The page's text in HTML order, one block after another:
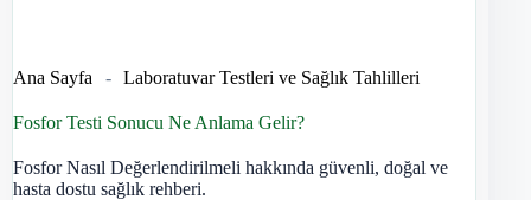
Ana Sayfa - Laboratuvar Testleri ve Sağlık Tahlilleri
Fosfor Testi Sonucu Ne Anlama Gelir?
Fosfor Nasıl Değerlendirilmeli hakkında güvenli, doğal ve
hasta dostu sağlık rehberi.